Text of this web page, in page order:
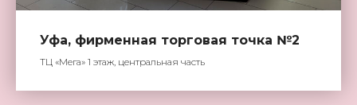
Уфа, фирменная торговая точка №2
ТЦ «Мега» 1 этаж, центральная часть